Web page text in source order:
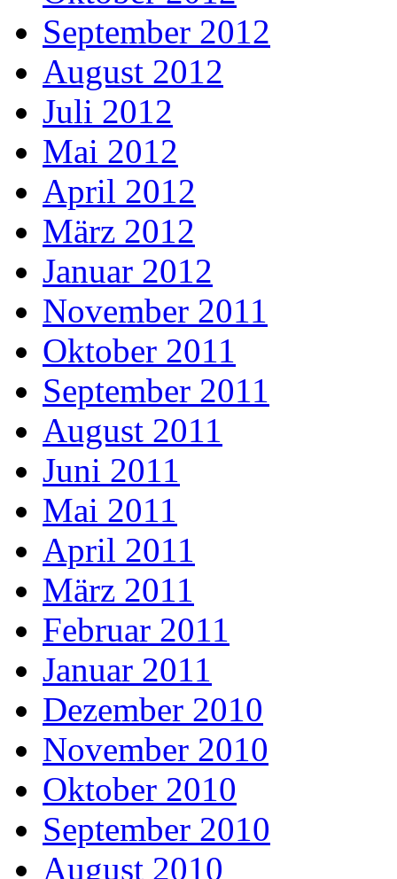
September 2012
August 2012
Juli 2012
Mai 2012
April 2012
März 2012
Januar 2012
November 2011
Oktober 2011
September 2011
August 2011
Juni 2011
Mai 2011
April 2011
März 2011
Februar 2011
Januar 2011
Dezember 2010
November 2010
Oktober 2010
September 2010
August 2010